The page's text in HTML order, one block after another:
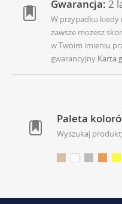
Gwarancja: 2
W przypadku kiedy
zawsze możesz
w Twoim imieniu
gwarancyjny Karta
Paleta
Wyszukaj